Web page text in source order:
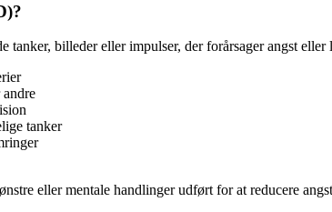
tanker, billeder eller impulser, der forårsager angst
tanker
eller mentale handlinger udført for at reducere